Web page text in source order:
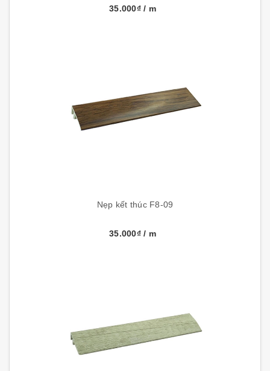
35.000₫/ m
Nẹp kết thúc F8-09
35.000₫/ m